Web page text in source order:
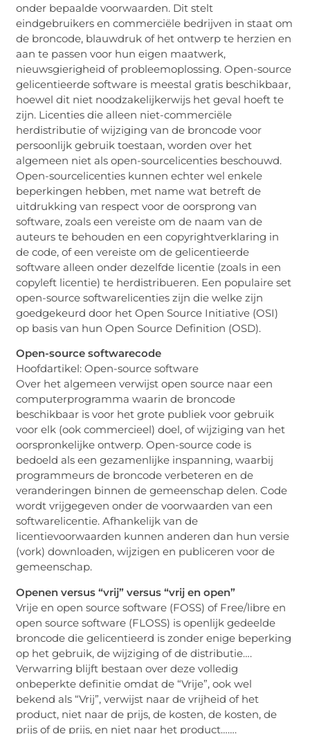
onder bepaalde voorwaarden. Dit stelt
eindgebruikers en commerciële bedrijven in staat om
de broncode, blauwdruk of het ontwerp te herzien en
aan te passen voor hun eigen maatwerk,
nieuwsgierigheid of probleemoplossing. Open-source
gelicentieerde software is meestal gratis beschikbaar,
hoewel dit niet noodzakelijkerwijs het geval hoeft te
zijn. Licenties die alleen niet-commerciële
herdistributie of wijziging van de broncode voor
persoonlijk gebruik toestaan, worden over het
algemeen niet als open-sourcelicenties beschouwd.
Open-sourcelicenties kunnen echter wel enkele
beperkingen hebben, met name wat betreft de
uitdrukking van respect voor de oorsprong van
software, zoals een vereiste om de naam van de
auteurs te behouden en een copyrightverklaring in
de code, of een vereiste om de gelicentieerde
software alleen onder dezelfde licentie (zoals in een
copyleft licentie) te herdistribueren. Een populaire set
open-source softwarelicenties zijn die welke zijn
goedgekeurd door het Open Source Initiative (OSI)
op basis van hun Open Source Definition (OSD).
Open-source softwarecode
Hoofdartikel: Open-source software
Over het algemeen verwijst open source naar een
computerprogramma waarin de broncode
beschikbaar is voor het grote publiek voor gebruik
voor elk (ook commercieel) doel, of wijziging van het
oorspronkelijke ontwerp. Open-source code is
bedoeld als een gezamenlijke inspanning, waarbij
programmeurs de broncode verbeteren en de
veranderingen binnen de gemeenschap delen. Code
wordt vrijgegeven onder de voorwaarden van een
softwarelicentie. Afhankelijk van de
licentievoorwaarden kunnen anderen dan hun versie
(vork) downloaden, wijzigen en publiceren voor de
gemeenschap.
Openen versus “vrij” versus “vrij en open”
Vrije en open source software (FOSS) of Free/libre en
open source software (FLOSS) is openlijk gedeelde
broncode die gelicentieerd is zonder enige beperking
op het gebruik, de wijziging of de distributie….
Verwarring blijft bestaan over deze volledig
onbeperkte definitie omdat de “Vrije”, ook wel
bekend als “Vrij”, verwijst naar de vrijheid of het
product, niet naar de prijs, de kosten, de kosten, de
prijs of de prijs, en niet naar het product…….